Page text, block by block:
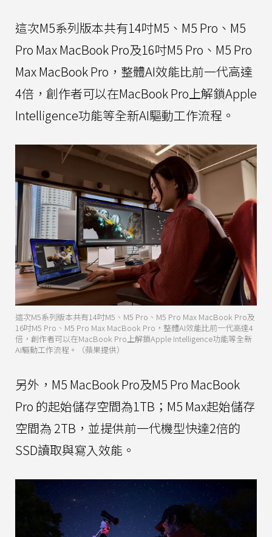
這次M5系列版本共有14吋M5、M5 Pro、M5
Pro Max MacBook Pro及16吋M5 Pro、M5 Pro
Max MacBook Pro，整體AI效能比前一代高達
4倍，創作者可以在MacBook Pro上解鎖Apple
Intelligence功能等全新AI驅動工作流程。
這次M5系列版本共有14吋M5、M5 Pro、M5 Pro Max MacBook Pro及
16吋M5 Pro、M5 Pro Max MacBook Pro，整體AI效能比前一代高達4
倍，創作者可以在MacBook Pro上解鎖Apple Intelligence功能等全新
AI驅動工作流程。（蘋果提供）
另外，M5 MacBook Pro及M5 Pro MacBook
Pro 的起始儲存空間為1TB；M5 Max起始儲存
空間為 2TB，並提供前一代機型快達2倍的
SSD讀取與寫入效能。